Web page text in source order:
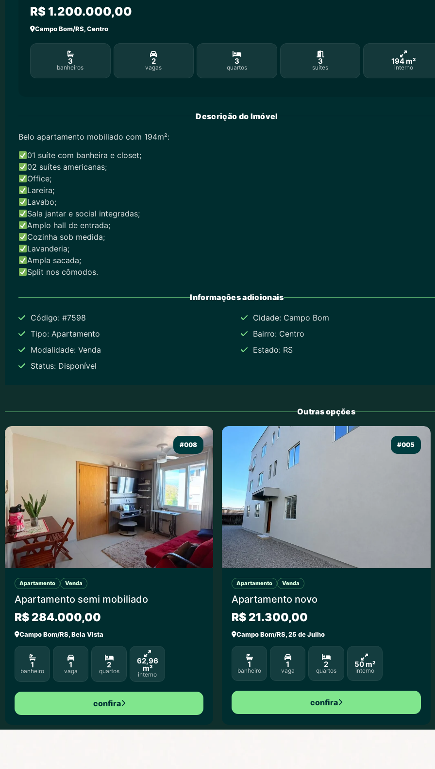
R$ 1.200.000,00
Campo Bom/RS, Centro
3
banheiros
2
vagas
3
quartos
3
suítes
194 m²
interno
Descrição do Imóvel
Belo apartamento mobiliado com 194m²:
01 suíte com banheira e closet;
02 suítes americanas;
Office;
Lareira;
Lavabo;
Sala jantar e social integradas;
Amplo hall de entrada;
Cozinha sob medida;
Lavanderia;
Ampla sacada;
Split nos cômodos.
Informações adicionais
Código: #7598
Tipo: Apartamento
Modalidade: Venda
Status: Disponível
Cidade: Campo Bom
Bairro: Centro
Estado: RS
Outras opções
#008
Apartamento Venda
Apartamento semi mobiliado
R$ 284.000,00
Campo Bom/RS, Bela Vista
1
banheiro
1
vaga
2
quartos
62,96
m²
interno
confira
#005
Apartamento Venda
Apartamento novo
R$ 21.300,00
Campo Bom/RS, 25 de Julho
1
banheiro
1
vaga
2
quartos
50 m²
interno
confira